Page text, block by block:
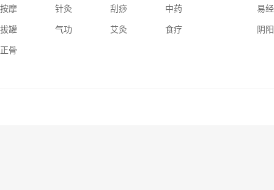
按摩 针灸 刮痧 中药
拔罐 气功 艾灸 食疗
正骨
易经
阴阳